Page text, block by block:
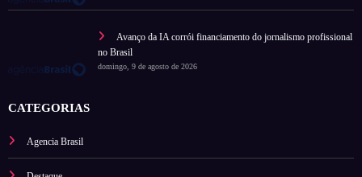
Avanço da IA corrói financiamento do jornalismo profissional
no Brasil
domingo, 9 de agosto de 2026
CATEGORIAS
Agencia Brasil
Destaque